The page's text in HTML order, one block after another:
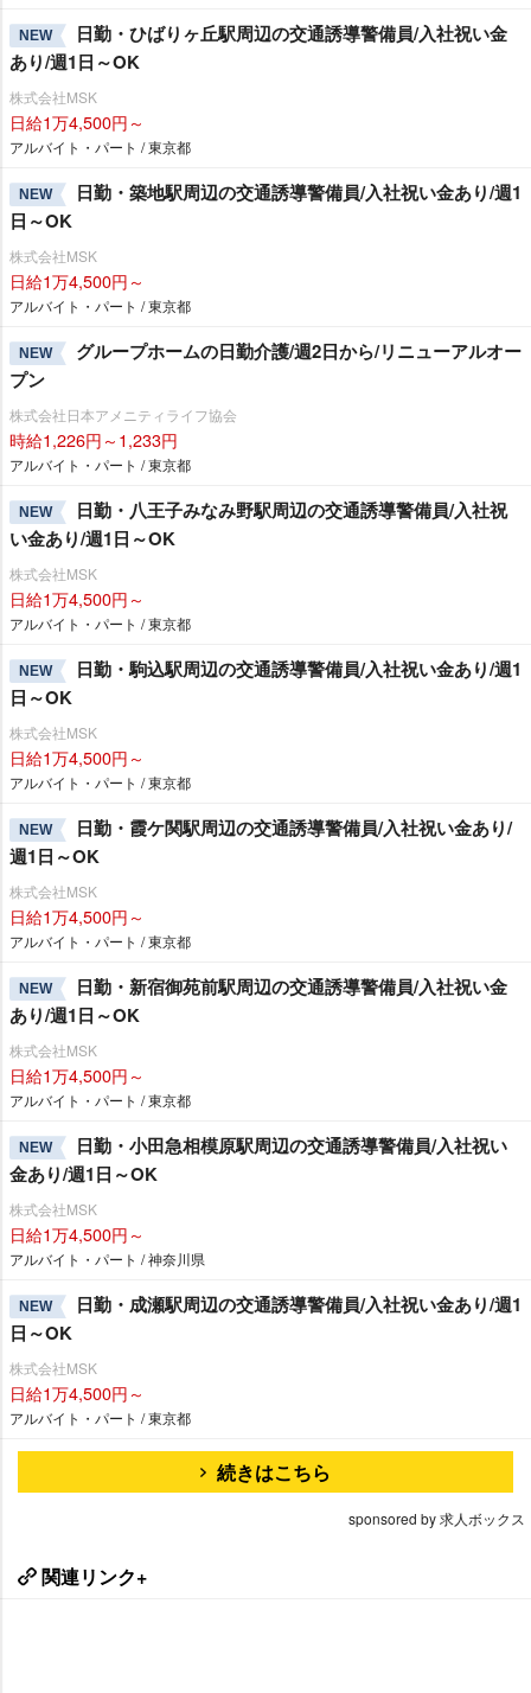
NEW
日勤・ひばりヶ丘駅周辺の交通誘導警備員/入社祝い金
あり/週1日～OK
株式会社MSK
日給1万4,500円～
アルバイト・パート / 東京都
NEW
日勤・築地駅周辺の交通誘導警備員/入社祝い金あり/週1
日～OK
株式会社MSK
日給1万4,500円～
アルバイト・パート / 東京都
NEW
グループホームの日勤介護/週2日から/リニューアルオー
プン
株式会社日本アメニティライフ協会
時給1,226円～1,233円
アルバイト・パート / 東京都
NEW
日勤・八王子みなみ野駅周辺の交通誘導警備員/入社祝
い金あり/週1日～OK
株式会社MSK
日給1万4,500円～
アルバイト・パート / 東京都
NEW
日勤・駒込駅周辺の交通誘導警備員/入社祝い金あり/週1
日～OK
株式会社MSK
日給1万4,500円～
アルバイト・パート / 東京都
NEW
日勤・霞ケ関駅周辺の交通誘導警備員/入社祝い金あり/
週1日～OK
株式会社MSK
日給1万4,500円～
アルバイト・パート / 東京都
NEW
日勤・新宿御苑前駅周辺の交通誘導警備員/入社祝い金
あり/週1日～OK
株式会社MSK
日給1万4,500円～
アルバイト・パート / 東京都
NEW
日勤・小田急相模原駅周辺の交通誘導警備員/入社祝い
金あり/週1日～OK
株式会社MSK
日給1万4,500円～
アルバイト・パート / 神奈川県
NEW
日勤・成瀬駅周辺の交通誘導警備員/入社祝い金あり/週1
日～OK
株式会社MSK
日給1万4,500円～
アルバイト・パート / 東京都
続きはこちら
sponsored by 求人ボックス
関連リンク+